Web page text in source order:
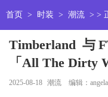
首页 > 时装 > 潮流 > >
Timberland 与
「All The Dirty
2025-08-18 潮流 编辑：angela